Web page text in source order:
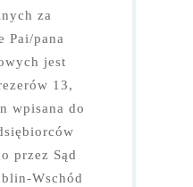
za
Pai/pana
jest
13,
wpisana do
przez Sąd
Wschód